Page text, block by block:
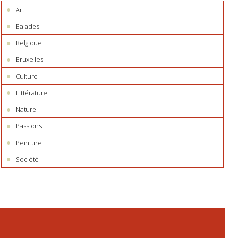
Art
Balades
Belgique
Bruxelles
Culture
Littérature
Nature
Passions
Peinture
Société